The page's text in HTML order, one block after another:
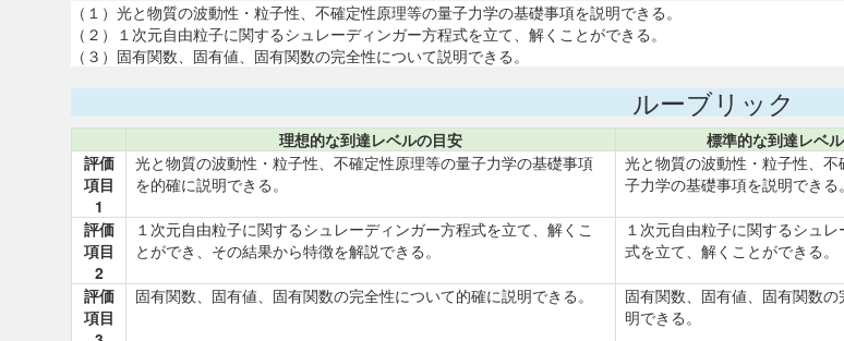
（１）光と物質の波動性・粒子性、不確定性原理等の量子力学の基礎事項を説明できる。
（２）１次元自由粒子に関するシュレーディンガー方程式を立て、解くことができる。
（３）固有関数、固有値、固有関数の完全性について説明できる。
ルーブリック
理想的な到達レベルの目安 標準的な到達レベ
評価
項目
1
光と物質の波動性・粒子性、不確定性原理等の量子力学の基礎事項
を的確に説明できる。
光と物質の波動性・粒子性、
子力学の基礎事項を説明できる。
評価
項目
2
１次元自由粒子に関するシュレーディンガー方程式を立て、解くこ
とができ、その結果から特徴を解説できる。
１次元自由粒子に関するシュ
式を立て、解くことができる。
評価
項目
固有関数、固有値、固有関数の完全性について的確に説明できる。
固有関数、固有値、固有関数
明できる。